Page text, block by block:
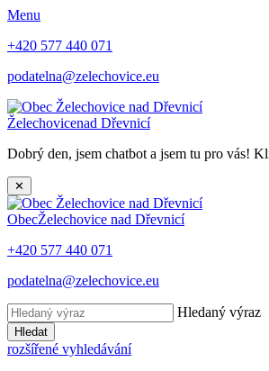
Menu
+420 577 440 071
podatelna@zelechovice.eu
Želechovicenad Dřevnicí
Dobrý den, jsem chatbot a jsem tu pro vás!
✕
ObecŽelechovice nad Dřevnicí
+420 577 440 071
podatelna@zelechovice.eu
Hledaný výraz
Hledat
rozšířené vyhledávání